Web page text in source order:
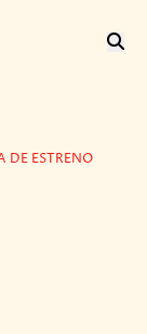
DE ESTRENO